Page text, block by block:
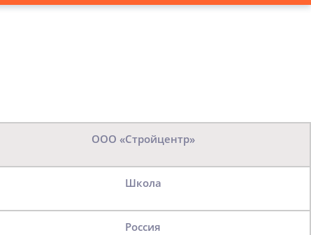
Смотреть все магазины
ООО «Стройцентр»
Школа
Россия